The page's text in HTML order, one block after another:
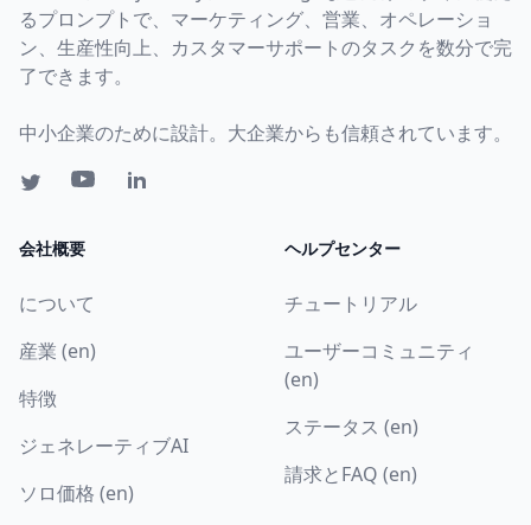
るプロンプトで、マーケティング、営業、オペレーショ
ン、生産性向上、カスタマーサポートのタスクを数分で完
了できます。
中小企業のために設計。大企業からも信頼されています。
会社概要
について
産業 (en)
特徴
ジェネレーティブAI
ソロ価格 (en)
ヘルプセンター
チュートリアル
ユーザーコミュニティ
(en)
ステータス (en)
請求とFAQ (en)